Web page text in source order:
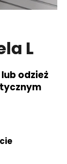
L
odzież